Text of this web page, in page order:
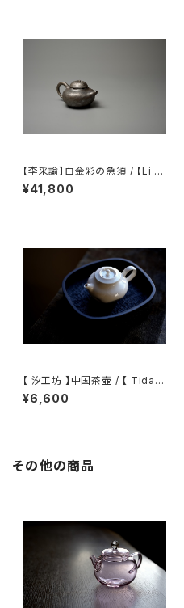
【李采諭】白金彩の急須 / 【Li C
aiyu】Platinum Decoration t
eapot
¥41,800
【 汐工坊 】中国茶壺 / 【 Tidal
Atelier 】Chinese teapot
¥6,600
その他の商品